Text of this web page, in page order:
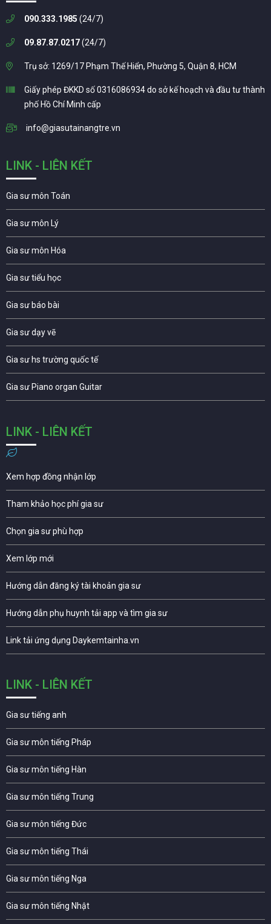
090.333.1985 (24/7)
09.87.87.0217(24/7)
Trụ sở: 1269/17 Phạm Thế Hiển, Phường 5, Quận 8, HCM
Giấy phép ĐKKD số 0316086934 do sở kế hoạch và đầu tư thành
phố Hồ Chí Minh cấp
info@giasutainangtre.vn
LINK - LIÊN KẾT
Gia sư môn Toán
Gia sư môn Lý
Gia sư môn Hóa
Gia sư tiểu học
Gia sư báo bài
Gia sư dạy vẽ
Gia sư hs trường quốc tế
Gia sư Piano organ Guitar
LINK - LIÊN KẾT
Xem hợp đồng nhận lớp
Tham khảo học phí gia sư
Chọn gia sư phù hợp
Xem lớp mới
Hướng dẫn đăng ký tài khoản gia sư
Hướng dẫn phụ huynh tải app và tìm gia sư
Link tải ứng dụng Daykemtainha.vn
LINK - LIÊN KẾT
Gia sư tiếng anh
Gia sư môn tiếng Pháp
Gia sư môn tiếng Hàn
Gia sư môn tiếng Trung
Gia sư môn tiếng Đức
Gia sư môn tiếng Thái
Gia sư môn tiếng Nga
Gia sư môn tiếng Nhật